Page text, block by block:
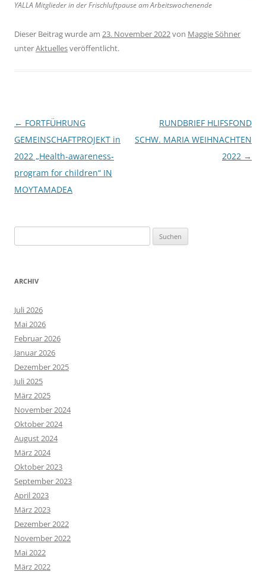
YALLA Mitglieder in der Frischluftpause am Arbeitswochenende
Dieser Beitrag wurde am 23. November 2022von Maggie Söhner
unterAktuellesveröffentlicht.
Beitragsnavigation
← FORTFÜHRUNG
GEMEINSCHAFTPROJEKT in
2022 „Health-awareness-
program for children“ IN
MOYTAMADEA
RUNDBRIEF HLIFSFOND
SCHW. MARIA WEIHNACHTEN
2022 →
nach:
ARCHIV
Juli 2026
Mai 2026
Februar 2026
Januar 2026
Dezember 2025
Juli 2025
März 2025
November 2024
Oktober 2024
August 2024
März 2024
Oktober 2023
September 2023
April 2023
März 2023
Dezember 2022
November 2022
Mai 2022
März 2022